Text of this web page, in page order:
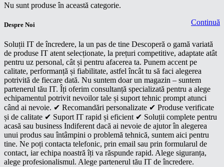
Nu sunt produse în această categorie.
Continuă
Despre Noi
Soluții IT de încredere, la un pas de tine Descoperă o gamă variată
de produse IT atent selecționate, la prețuri competitive, adaptate atât
pentru uz personal, cât și pentru afacerea ta. Punem accent pe
calitate, performanță și fiabilitate, astfel încât tu să faci alegerea
potrivită de fiecare dată. Nu suntem doar un magazin – suntem
partenerul tău IT. Îți oferim consultanță specializată pentru a alege
echipamentul potrivit nevoilor tale și suport tehnic prompt atunci
când ai nevoie. ✔ Recomandări personalizate ✔ Produse verificate
și de calitate ✔ Suport IT rapid și eficient ✔ Soluții complete pentru
acasă sau business Indiferent dacă ai nevoie de ajutor în alegerea
unui produs sau întâmpini o problemă tehnică, suntem aici pentru
tine. Ne poți contacta telefonic, prin email sau prin formularul de
contact, iar echipa noastră îți va răspunde rapid. Alege siguranța,
alege profesionalismul. Alege partenerul tău IT de încredere.